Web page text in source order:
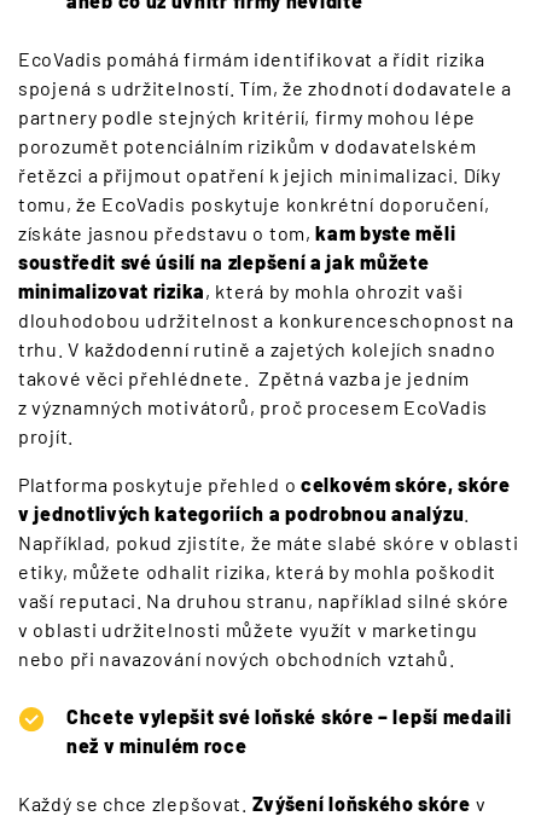
EcoVadis pomáhá firmám identifikovat a řídit rizika
spojená s udržitelností. Tím, že zhodnotí dodavatele a
partnery podle stejných kritérií, firmy mohou lépe
porozumět potenciálním rizikům v dodavatelském
řetězci a přijmout opatření k jejich minimalizaci. Díky
tomu, že EcoVadis poskytuje konkrétní doporučení,
získáte jasnou představu o tom,kam byste měli
soustředit své úsilí na zlepšení a jak můžete
minimalizovat rizika, která by mohla ohrozit vaši
dlouhodobou udržitelnost a konkurenceschopnost na
trhu. V každodenní rutině a zajetých kolejích snadno
takové věci přehlédnete. Zpětná vazba je jedním
z významných motivátorů, proč procesem EcoVadis
projít.
Platforma poskytuje přehled o celkovém skóre, skóre
v jednotlivých kategoriích a podrobnou analýzu
Například, pokud zjistíte, že máte slabé skóre v oblasti
etiky, můžete odhalit rizika, která by mohla poškodit
vaší reputaci. Na druhou stranu, například silné skóre
v oblasti udržitelnosti můžete využít v marketingu
nebo při navazování nových obchodních vztahů.
Chcete vylepšit své loňské skóre – lepší medaili
než v minulém roce
Každý se chce zlepšovat. Zvýšení loňského skóre v